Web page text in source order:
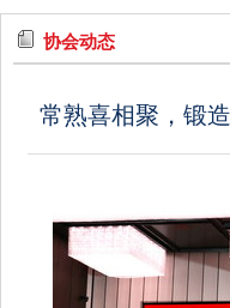
协会动态
常熟喜相聚，锻